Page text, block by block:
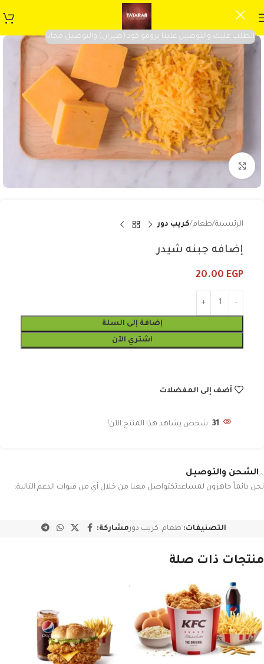
الطلب عليك والتوصيل علينا برومو كود (طيران) والتوصيل مجانا
الرئيسية طعام كريب دور
إضافه جبنه شيدر
20.00 EGP
إضافة إلى السلة
اشتري الآن
أضف إلى المفضلات
31 شخص يشاهد هذا المنتج الآن!
الشحن والتوصيل
نحن دائماً جاهزون لمساعدتكتواصل معنا من خلال أي من قنوات الدعم التالية:
التصنيفات: طعام, كريب دورمشاركة:
منتجات ذات صلة